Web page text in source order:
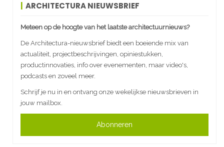
ARCHITECTURA NIEUWSBRIEF
Meteen op de hoogte van het laatste architectuurnieuws?
De Architectura-nieuwsbrief biedt een boeiende mix van
actualiteit, projectbeschrijvingen, opiniestukken,
productinnovaties, info over evenementen, maar video's,
podcasts en zoveel meer.
Schrijf je nu in en ontvang onze wekelijkse nieuwsbrieven in
jouw mailbox.
Abonneren